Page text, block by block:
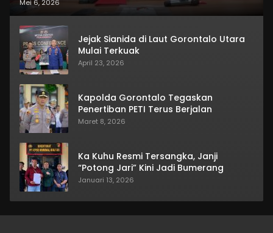
Mei 6, 2026
Jejak Sianida di Laut Gorontalo Utara
Mulai Terkuak
April 23, 2026
Kapolda Gorontalo Tegaskan
Penertiban PETI Terus Berjalan
Maret 8, 2026
Ka Kuhu Resmi Tersangka, Janji
“Potong Jari” Kini Jadi Bumerang
Januari 13, 2026